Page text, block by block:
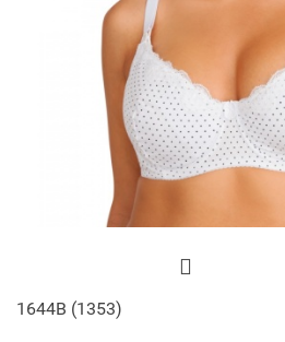
1644B (1353)